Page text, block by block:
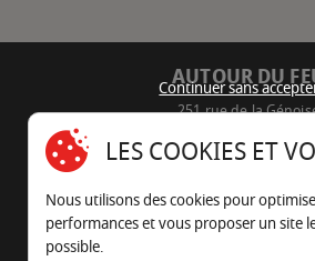
AUTOUR DU
251 rue de la
05 45 22 98
Nous envoyer un e-
Continuer sans
LES COOKIES ET
Nous utilisons des cookies pour
performances et vous proposer un site
possible.